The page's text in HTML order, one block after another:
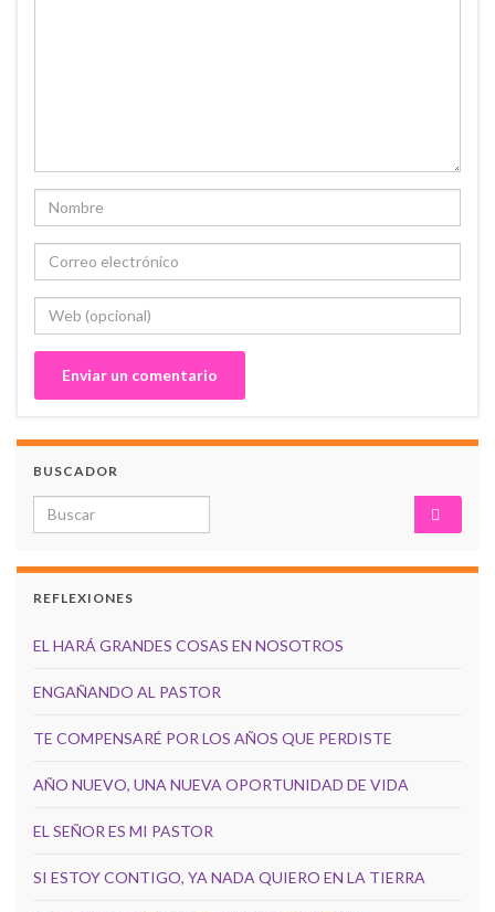
BUSCADOR
Search for:
REFLEXIONES
EL HARÁ GRANDES COSAS EN NOSOTROS
ENGAÑANDO AL PASTOR
TE COMPENSARÉ POR LOS AÑOS QUE PERDISTE
AÑO NUEVO, UNA NUEVA OPORTUNIDAD DE VIDA
EL SEÑOR ES MI PASTOR
SI ESTOY CONTIGO, YA NADA QUIERO EN LA TIERRA